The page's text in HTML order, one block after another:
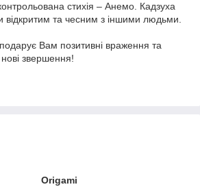
стихія – Анемо. Кадзуха
відкритим та чесним з іншими людьми.
Вам позитивні враження та
звершення!
Origami